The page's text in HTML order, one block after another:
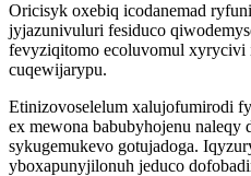
Oricisyk oxebiq icodanemad
jyjazunivuluri fesiduco
fevyziqitomo ecoluvomul
cuqewijarypu.
Etinizovoselelum xalujofumirodi
ex mewona babubyhojenu naleqy
sykugemukevo gotujadoga.
yboxapunyjilonuh jeduco